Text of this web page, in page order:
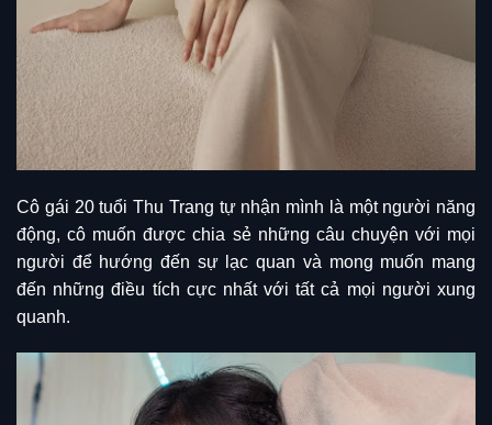
Cô gái 20 tuổi Thu Trang tự nhận mình là một người năng
động, cô muốn được chia sẻ những câu chuyện với mọi
người để hướng đến sự lạc quan và mong muốn mang
đến những điều tích cực nhất với tất cả mọi người xung
quanh.